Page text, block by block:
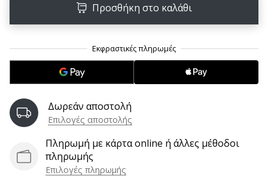
σας
ιστολόγιο,
στο
Facebook
ή
φόρουμ
συζητήσεων;
Αφήστε
τα
Προσθήκη στο καλάθι
Δωρεάν αποστολή
Επιλογές αποστολής
Πληρωμή με κάρτα online ή άλλες μέθοδοι
πληρωμής
Επιλογές πληρωμής